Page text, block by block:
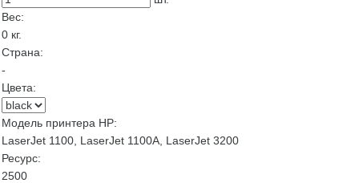
Вес:
0 кг.
Страна:
-
Цвета:
Модель принтера HP:
LaserJet 1100, LaserJet 1100A, LaserJet 3200
Ресурс:
2500